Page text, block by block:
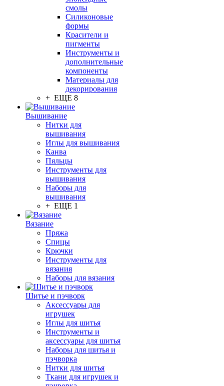
смолы
Силиконовые
формы
Красители и
пигменты
Инструменты и
дополнительные
компоненты
Материалы для
декорирования
+ ЕЩЕ 8
Вышивание
Нитки для
вышивания
Иглы для вышивания
Канва
Пяльцы
Инструменты для
вышивания
Наборы для
вышивания
+ ЕЩЕ 1
Вязание
Пряжа
Спицы
Крючки
Инструменты для
вязания
Наборы для вязания
Шитье и пэчворк
Аксессуары для
игрушек
Иглы для шитья
Инструменты и
аксессуары для шитья
Наборы для шитья и
пэчворка
Нитки для шитья
Ткани для игрушек и